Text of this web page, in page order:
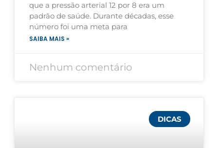
que a pressão arterial 12 por 8 era um
padrão de saúde. Durante décadas, esse
número foi uma meta para
SAIBA MAIS »
Nenhum comentário
DICAS